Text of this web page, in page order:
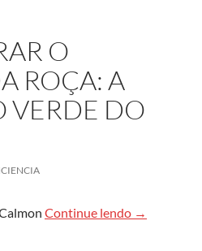
O
ROÇA: A
VERDE DO
Continue lendo →